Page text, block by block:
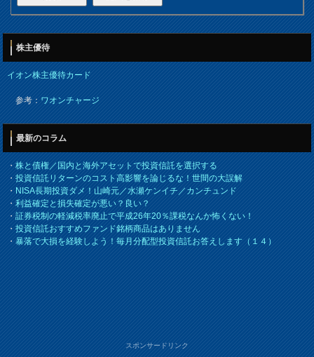
株主優待
イオン株主優待カード
参考：ワオンチャージ
最新のコラム
・株と債権／国内と海外アセットで投資信託を選択する
・投資信託リターンのコスト高影響を論じるな！世間の大誤解
・NISA長期投資ダメ！山崎元／水瀬ケンイチ／カンチュンド
・利益確定と損失確定が悪い？良い？
・証券税制の軽減税率廃止で平成26年20％課税なんか怖くない！
・投資信託おすすめファンド銘柄商品はありません
・暴落で大損を経験しよう！毎月分配型投資信託お答えします（１４）
スポンサードリンク